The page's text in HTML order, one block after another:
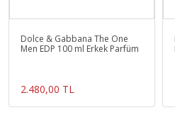
Dolce & Gabbana The One
Men EDP 100 ml Erkek Parfüm
2.480,00 TL